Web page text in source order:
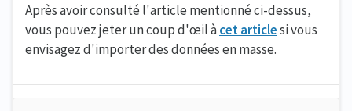
Après avoir consulté l'article mentionné ci-dessus,
vous pouvez jeter un coup d'œil àcet articlesi vous
envisagez d'importer des données en masse.